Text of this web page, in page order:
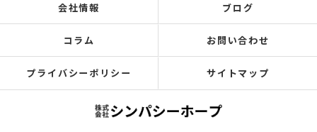
会社情報 ブログ
コラム お問い合わせ
プライバシーポリシー サイトマップ